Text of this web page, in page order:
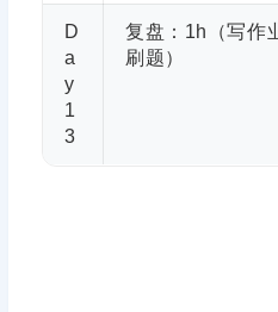
D
a
y
1
3
复盘：1h（写作
刷题）